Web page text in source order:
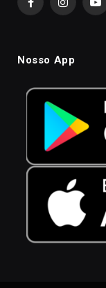
Facebook
Nosso App